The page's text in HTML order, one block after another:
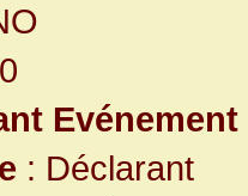
Evénement
: Déclarant